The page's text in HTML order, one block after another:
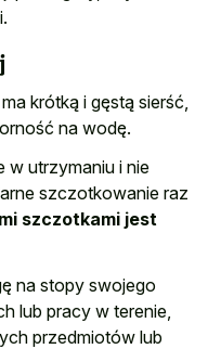
krótką i gęstą sierść,
na wodę.
w utrzymaniu i nie
szczotkowanie raz
szczotkami jest
na stopy swojego
lub pracy w terenie,
przedmiotów lub